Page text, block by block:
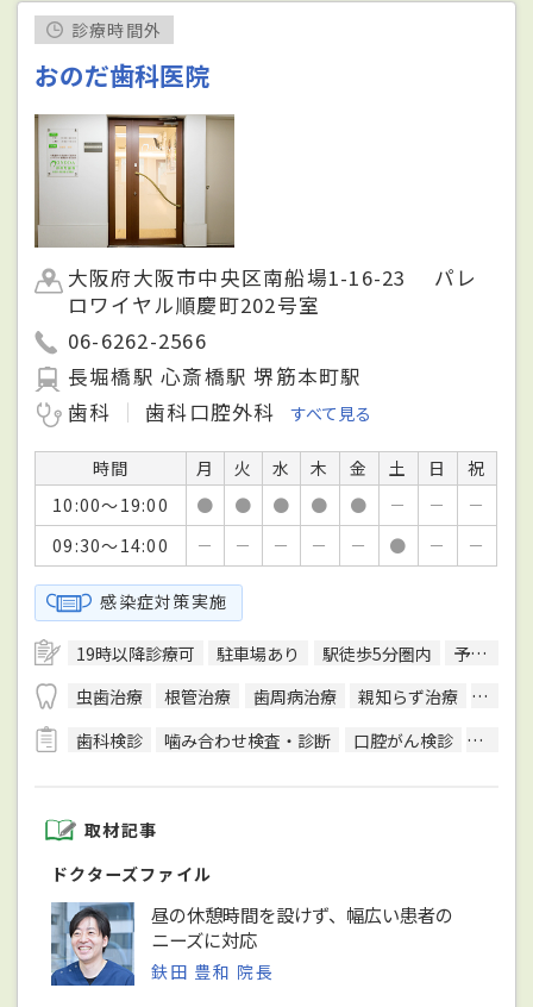
診療時間外
おのだ歯科医院
大阪府大阪市中央区南船場1-16-23 パレ
ロワイヤル順慶町202号室
06-6262-2566
長堀橋駅 心斎橋駅 堺筋本町駅
歯科
歯科口腔外科 すべて見る
時間 月 火 水 木 金 土 日
祝
10:00～19:00
● ● ● ● ● － －
－
09:30～14:00
－ － － － － ● － －
感染症対策実施
19時以降診療可 駐車場あり 駅徒歩5分圏内 予約可
虫歯治療
根管治療 歯周病治療 親知らず治療
顎関
歯科検診
噛み合わせ検査・診断 口腔がん検診 CT検査
取材記事
ドクターズファイル
昼の休憩時間を設けず、幅広い患者の
ニーズに対応
鈇田 豊和 院長